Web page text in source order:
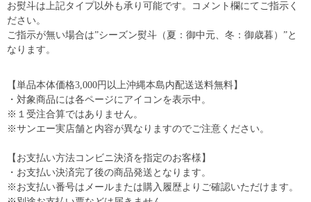
お熨斗は上記タイプ以外も承り可能です。コメント欄にてご指示く
ださい。
ご指示が無い場合は”シーズン熨斗（夏：御中元、冬：御歳暮）”と
なります。
【単品本体価格3,000円以上沖縄本島内配送送料無料】
・対象商品には各ページにアイコンを表示中。
※１受注合算ではありません。
※サンエー実店舗と内容が異なりますのでご注意ください。
【お支払い方法コンビニ決済を指定のお客様】
・お支払い決済完了後の商品発送となります。
※お支払い番号はメールまたは購入履歴よりご確認いただけます。